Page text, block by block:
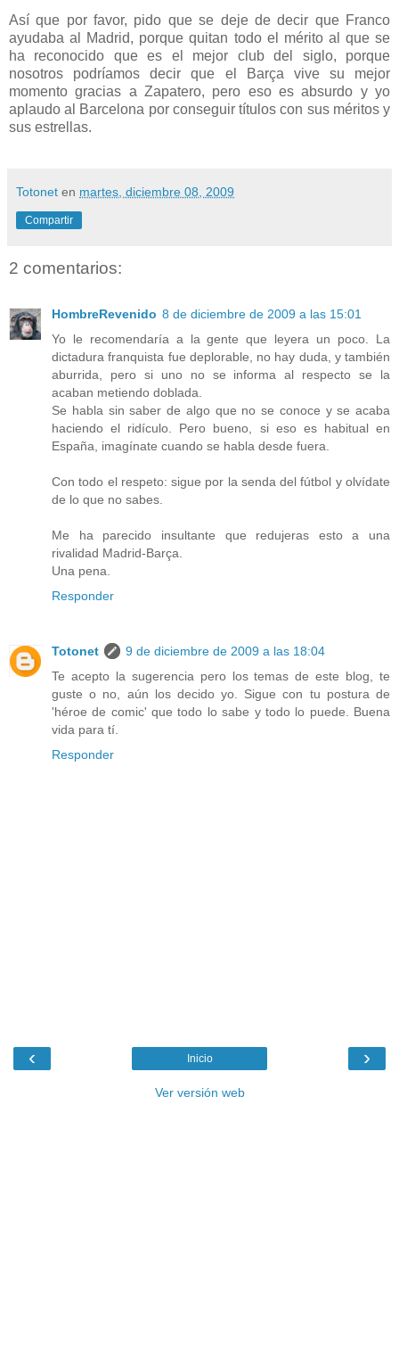
Así que por favor, pido que se deje de decir que Franco
ayudaba al Madrid, porque quitan todo el mérito al que se
ha reconocido que es el mejor club del siglo, porque
nosotros podríamos decir que el Barça vive su mejor
momento gracias a Zapatero, pero eso es absurdo y yo
aplaudo al Barcelona por conseguir títulos con sus méritos y
sus estrellas.
Totonet en martes, diciembre 08, 2009
Compartir
2 comentarios:
HombreRevenido 8 de diciembre de 2009 a las 15:01
Yo le recomendaría a la gente que leyera un poco. La
dictadura franquista fue deplorable, no hay duda, y también
aburrida, pero si uno no se informa al respecto se la
acaban metiendo doblada.
Se habla sin saber de algo que no se conoce y se acaba
haciendo el ridículo. Pero bueno, si eso es habitual en
España, imagínate cuando se habla desde fuera.
Con todo el respeto: sigue por la senda del fútbol y olvídate
de lo que no sabes.
Me ha parecido insultante que redujeras esto a una
rivalidad Madrid-Barça.
Una pena.
Responder
Totonet
9 de diciembre de 2009 a las 18:04
Te acepto la sugerencia pero los temas de este blog, te
guste o no, aún los decido yo. Sigue con tu postura de
'héroe de comic' que todo lo sabe y todo lo puede. Buena
vida para tí.
Responder
‹ ›
Inicio
Ver versión web